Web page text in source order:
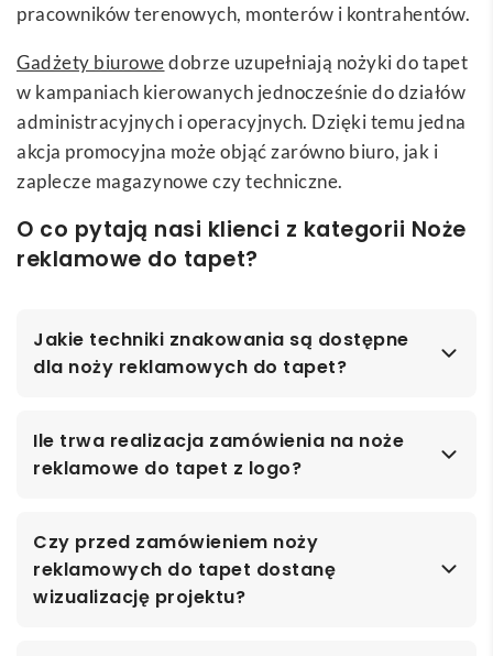
pracowników terenowych, monterów i kontrahentów.
Gadżety biurowedobrze uzupełniają nożyki do tapet
w kampaniach kierowanych jednocześnie do działów
administracyjnych i operacyjnych. Dzięki temu jedna
akcja promocyjna może objąć zarówno biuro, jak i
zaplecze magazynowe czy techniczne.
O co pytają nasi klienci z kategorii Noże
reklamowe do tapet?
Jakie techniki znakowania są dostępne
dla noży reklamowych do tapet?
Ile trwa realizacja zamówienia na noże
reklamowe do tapet z logo?
Czy przed zamówieniem noży
reklamowych do tapet dostanę
wizualizację projektu?